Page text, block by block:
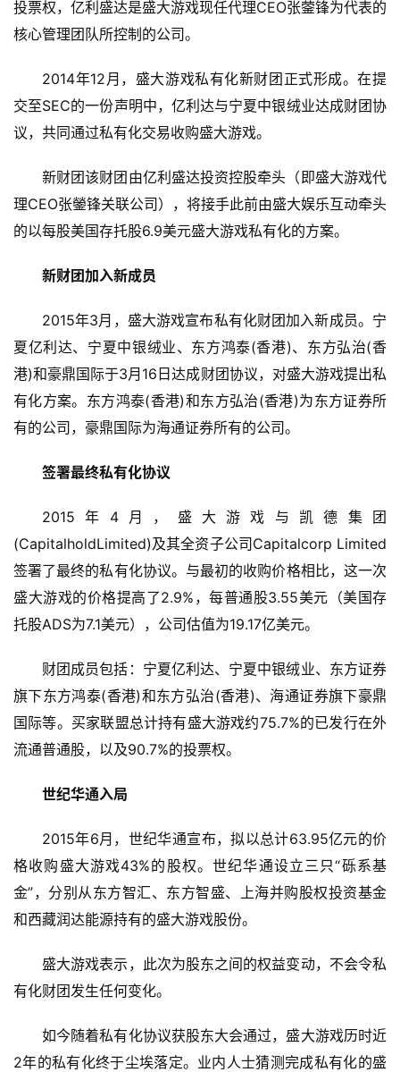
单
戏
游
戏
第
十
三
届
7
月
3
日
游
茶
对
会
上
海
(
投票权，亿利盛达是盛大游戏现任代理CEO张蓥锋为代表的
核心管理团队所控制的公司。
2014年12月，盛大游戏私有化新财团正式形成。在提
交至SEC的一份声明中，亿利达与宁夏中银绒业达成财团协
议，共同通过私有化交易收购盛大游戏。
新财团该财团由亿利盛达投资控股牵头（即盛大游戏代
理CEO张鎣锋关联公司），将接手此前由盛大娱乐互动牵头
的以每股美国存托股6.9美元盛大游戏私有化的方案。
新财团加入新成员
2015年3月，盛大游戏宣布私有化财团加入新成员。宁
夏亿利达、宁夏中银绒业、东方鸿泰(香港)、东方弘治(香
港)和豪鼎国际于3月16日达成财团协议，对盛大游戏提出私
有化方案。东方鸿泰(香港)和东方弘治(香港)为东方证券所
有的公司，豪鼎国际为海通证券所有的公司。
签署最终私有化协议
2015年4月，盛大游戏与凯德集团
(CapitalholdLimited)及其全资子公司Capitalcorp Limited
签署了最终的私有化协议。与最初的收购价格相比，这一次
盛大游戏的价格提高了2.9%，每普通股3.55美元（美国存
托股ADS为7.1美元），公司估值为19.17亿美元。
财团成员包括：宁夏亿利达、宁夏中银绒业、东方证券
旗下东方鸿泰(香港)和东方弘治(香港)、海通证券旗下豪鼎
国际等。买家联盟总计持有盛大游戏约75.7%的已发行在外
流通普通股，以及90.7%的投票权。
世纪华通入局
2015年6月，世纪华通宣布，拟以总计63.95亿元的价
格收购盛大游戏43%的股权。世纪华通设立三只“砾系基
金”，分别从东方智汇、东方智盛、上海并购股权投资基金
和西藏润达能源持有的盛大游戏股份。
盛大游戏表示，此次为股东之间的权益变动，不会令私
有化财团发生任何变化。
如今随着私有化协议获股东大会通过，盛大游戏历时近
2年的私有化终于尘埃落定。业内人士猜测完成私有化的盛